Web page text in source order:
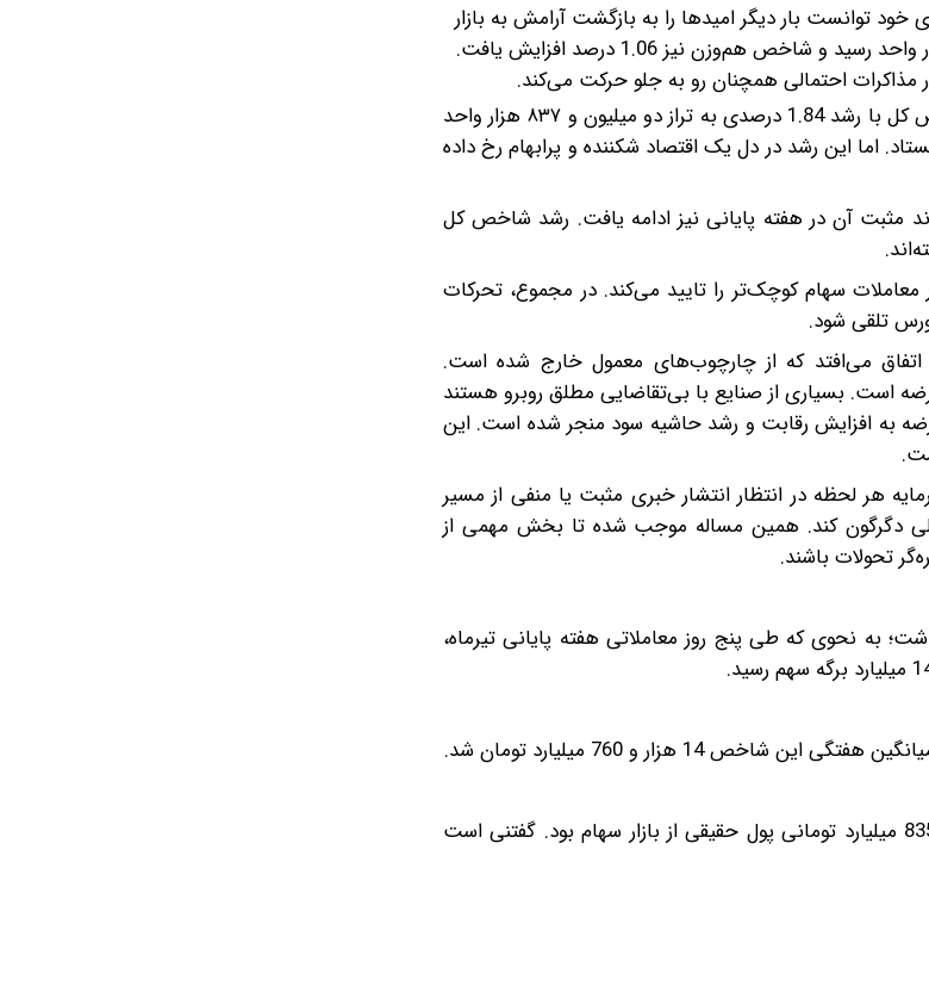
خود توانست بار دیگر امیدها را به بازگشت آرامش به بازار
سهام زنده کند. شاخص کل با رشد 1.84 درصدی به سطح دو میلیون و ۸۳۷ هزار واحد رسید و شاخص هم‌وزن نیز 1.06 درصد افزایش یافت.
مذاکرات احتمالی همچنان رو به جلو حرکت می‌کند.
بورس تهران در هفته پایانی تیرماه، دومین رشد پیاپی خود را تجربه کرد. شاخص کل با رشد 1.84 درصدی به تراز دو میلیون و ۸۳۷ هزار واحد
افزایش 1.06 درصدی در ارتفاع ۸۴۷ هزار واحد ایستاد. اما این رشد در دل یک اقتصاد شکننده و پرابهام رخ داده
مثبت آن در هفته پایانی نیز ادامه یافت. رشد شاخص کل
سهام کوچک‌تر را تایید می‌کند. در مجموع، تحرکات
تلقی شود.
می‌افتد که از چارچوب‌های معمول خارج شده است.
است. بسیاری از صنایع با بی‌تقاضایی مطلق روبرو هستند
به افزایش رقابت و رشد حاشیه سود منجر شده است. این
هر لحظه در انتظار انتشار خبری مثبت یا منفی از مسیر
کلی دگرگون کند. همین مساله موجب شده تا بخش مهمی از
تحولات باشند.
معاملات خرد در این هفته کاهش حدود 20 درصدی داشت؛ به نحوی که طی پنج روز معاملاتی هفته پایانی تیر‌ماه،
14 هزار و 760 میلیارد تومان شد.
برآیند تراز ورود و خروج پول حقیقی در هفته پایانی تیر، خروج چهار هزار و 835 میلیارد تومانی پول حقیقی از بازار سهام بود. گفتنی‌ است